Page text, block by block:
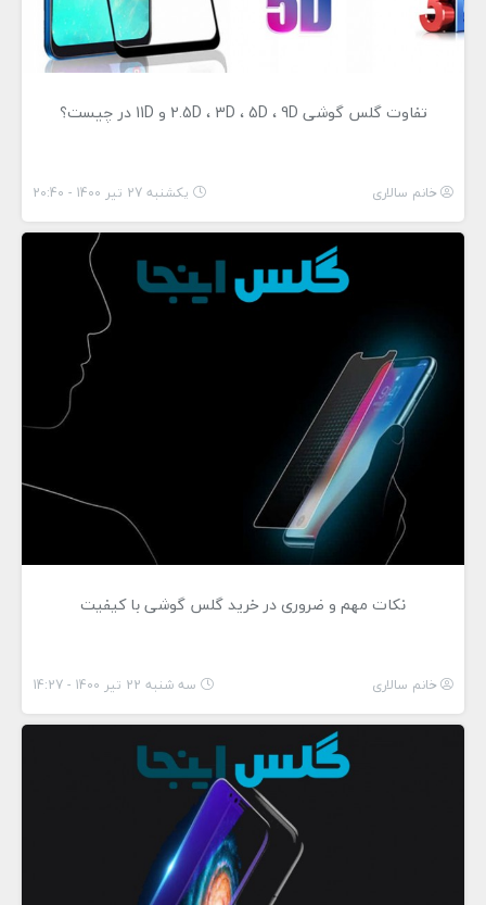
تفاوت گلس گوشی 2.5D ، 3D ، 5D ، 9D و 11D در چيست؟
خانم سالاری یکشنبه 27 تیر 1400 - 20:40
نکات مهم و ضروری در خرید گلس گوشی با کیفیت
خانم سالاری سه شنبه 22 تیر 1400 - 14:27